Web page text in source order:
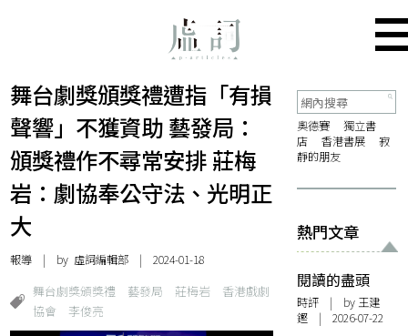
舞台劇獎頒獎禮遭指「有損
聲響」不獲資助 藝發局：
頒獎禮作不尋常安排 莊梅
岩：劇協奉公守法、光明正
大
報導 | by 虛詞編輯部 | 2024-01-18
舞台劇獎頒獎禮 藝發局 莊梅岩
香港戲劇
協會
李俊亮
奧德賽
獨立書
店
香港書展
寂
靜的朋友
熱門文章
閱讀的盡頭
時評 | by 王建
鏗 | 2026-07-22